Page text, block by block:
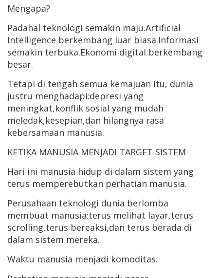
Mengapa?
Padahal teknologi semakin maju.Artificial
Intelligence berkembang luar biasa.Informasi
semakin terbuka.Ekonomi digital berkembang
besar.
Tetapi di tengah semua kemajuan itu, dunia
justru menghadapi:depresi yang
meningkat,konflik sosial yang mudah
meledak,kesepian,dan hilangnya rasa
kebersamaan manusia.
KETIKA MANUSIA MENJADI TARGET SISTEM
Hari ini manusia hidup di dalam sistem yang
terus memperebutkan perhatian manusia.
Perusahaan teknologi dunia berlomba
membuat manusia:terus melihat layar,terus
scrolling,terus bereaksi,dan terus berada di
dalam sistem mereka.
Waktu manusia menjadi komoditas.